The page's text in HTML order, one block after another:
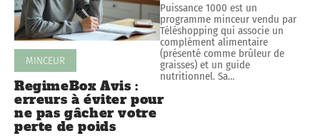
MINCEUR
RegimeBox Avis :
erreurs à éviter pour
ne pas gâcher votre
perte de poids
Puissance 1000 est un
programme minceur vendu par
Téléshopping qui associe un
complément alimentaire
(présenté comme brûleur de
graisses) et un guide
nutritionnel. Sa…